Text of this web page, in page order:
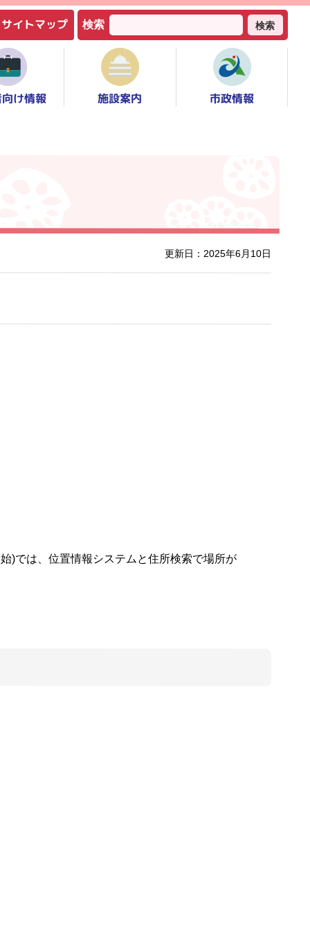
サイトマップ 検索 検索
け情報 施設案内 市政情報
更新日：2025年6月10日
)では、位置情報システムと住所検索で場所が